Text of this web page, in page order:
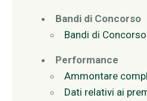
Bandi di Concorso
Bandi di Concorso
Performance
Ammontare
Dati relativi ai